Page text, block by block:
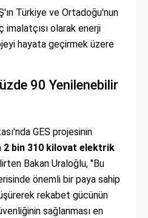
Türkiye ve Ortadoğu'nun
imalatçısı olarak enerji
hayata geçirmek üzere
90 Yenilenebilir
GES projesinin
2 bin 310 kilovat elektrik
Bakan Uraloğlu, "Bu
önemli bir paya sahip
rekabet gücünün
sağlanması en